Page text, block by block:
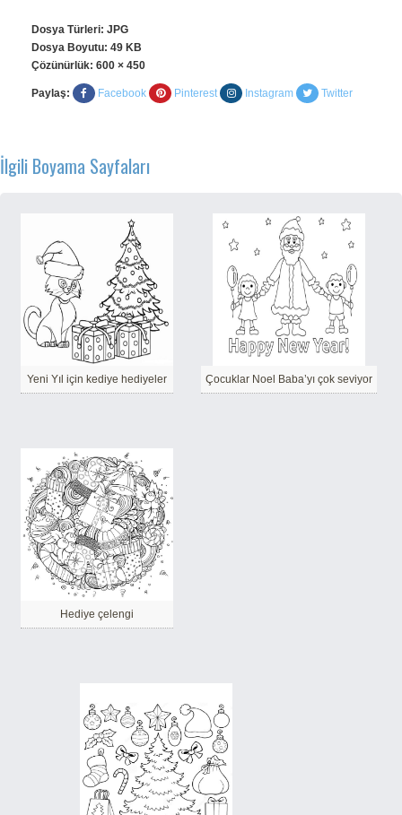
Dosya Türleri: JPG
Dosya Boyutu: 49 KB
Çözünürlük: 600 × 450
Paylaş: Facebook Pinterest Instagram Twitter
İlgili Boyama Sayfaları
Yeni Yıl için kediye hediyeler Çocuklar Noel Baba’yı çok seviyor
Hediye çelengi